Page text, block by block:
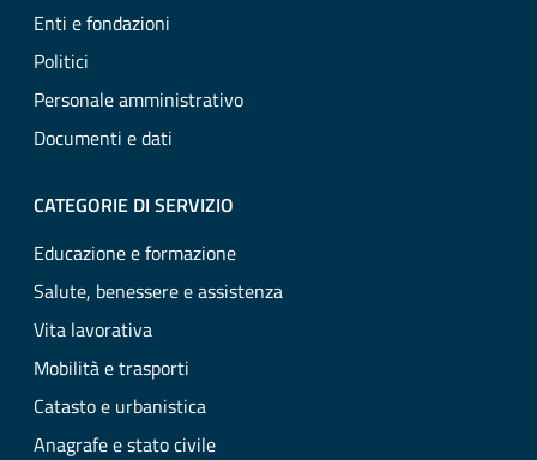
Enti e fondazioni
Politici
Personale amministrativo
Documenti e dati
CATEGORIE DI SERVIZIO
Educazione e formazione
Salute, benessere e assistenza
Vita lavorativa
Mobilità e trasporti
Catasto e urbanistica
Anagrafe e stato civile